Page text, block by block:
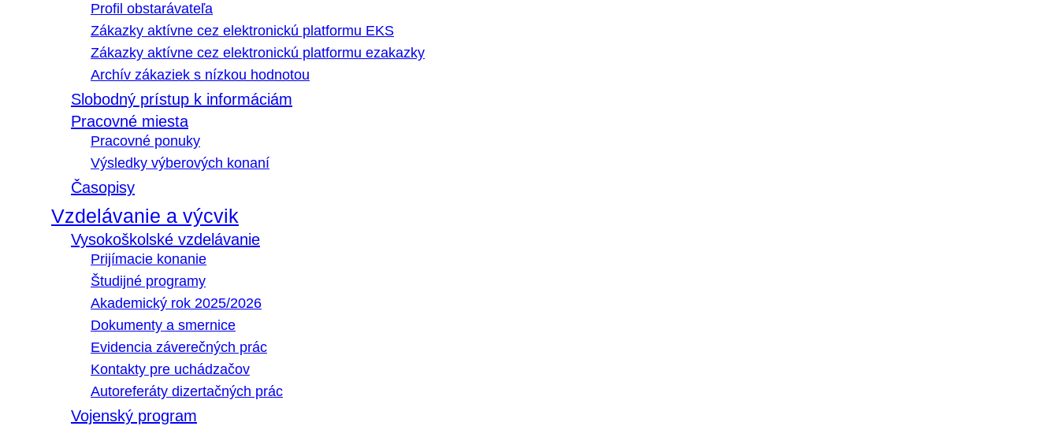
Profil obstarávateľa
Zákazky aktívne cez elektronickú platformu EKS
Zákazky aktívne cez elektronickú platformu ezakazky
Archív zákaziek s nízkou hodnotou
Slobodný prístup k informáciám
Pracovné miesta
Pracovné ponuky
Výsledky výberových konaní
Časopisy
Vzdelávanie a výcvik
Vysokoškolské vzdelávanie
Prijímacie konanie
Študijné programy
Akademický rok 2025/2026
Dokumenty a smernice
Evidencia záverečných prác
Kontakty pre uchádzačov
Autoreferáty dizertačných prác
Vojenský program